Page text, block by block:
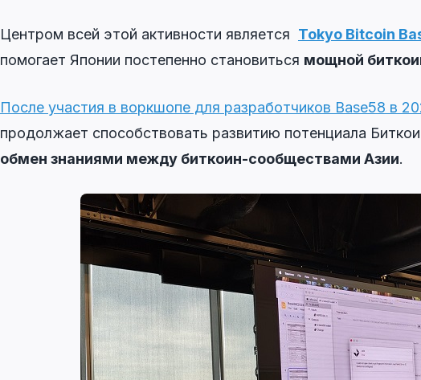
Центром всей этой активности является Tokyo Bitcoin
помогает Японии постепенно становиться мощной
После участия в воркшопе для разработчиков Base58 в
продолжает способствовать развитию потенциала
обмен знаниями между биткоин-сообществами Азии.